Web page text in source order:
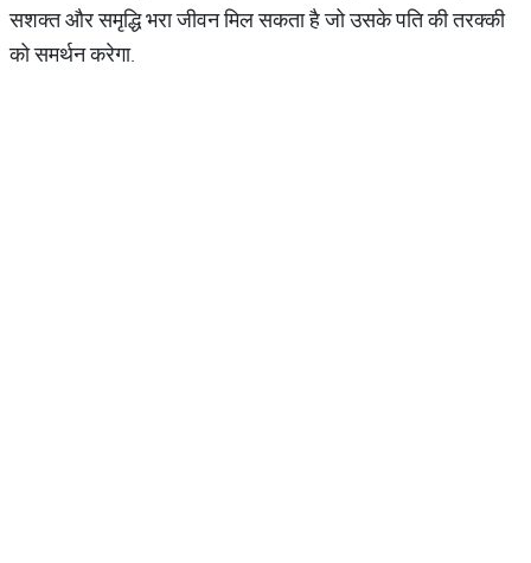
सशक्त और समृद्धि भरा जीवन मिल सकता है जो उसके पति की तरक्की
को समर्थन करेगा.